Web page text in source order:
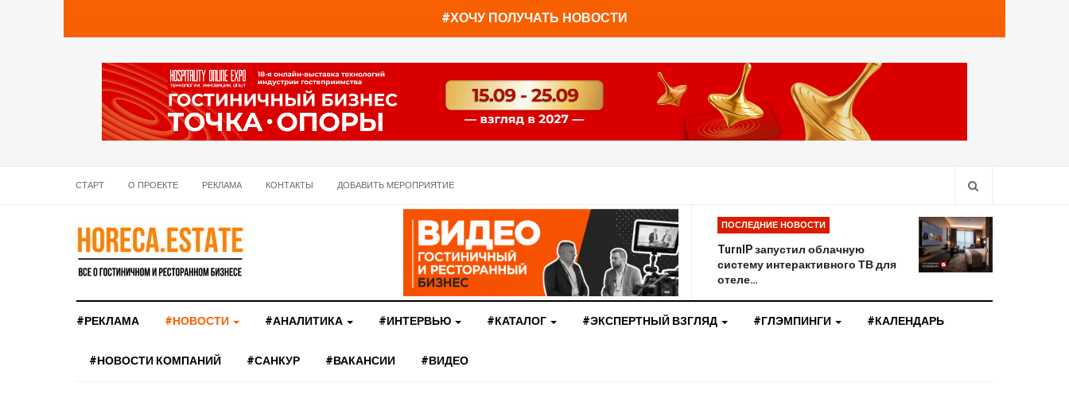
#ХОЧУ ПОЛУЧАТЬ НОВОСТИ
СТАРТ О ПРОЕКТЕ РЕКЛАМА КОНТАКТЫ ДОБАВИТЬ МЕРОПРИЯТИЕ
ПОСЛЕДНИЕ НОВОСТИ
TurnIP запустил облачную
систему интерактивного ТВ для
отеле…
#РЕКЛАМА #НОВОСТИ #АНАЛИТИКА #ИНТЕРВЬЮ #КАТАЛОГ #ЭКСПЕРТНЫЙ ВЗГЛЯД #ГЛЭМПИНГИ #КАЛЕНДАРЬ
#НОВОСТИ КОМПАНИЙ #САНКУР #ВАКАНСИИ #ВИДЕО